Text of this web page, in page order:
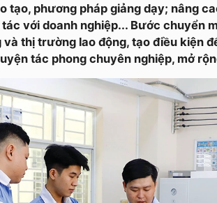
tạo, phương pháp giảng dạy; nâng
với doanh nghiệp... Bước chuyển
thị trường lao động, tạo điều kiện
tác phong chuyên nghiệp, mở